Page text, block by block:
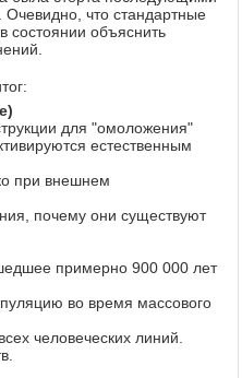
Очевидно, что стандартные
состоянии объяснить
для "омоложения"
естественным
при внешнем
почему они существуют
примерно 900 000 лет
во время массового
человеческих линий.